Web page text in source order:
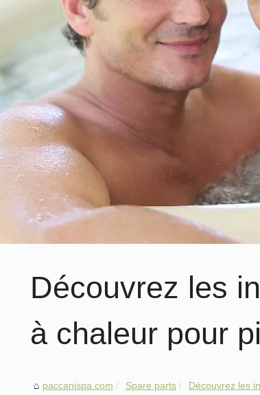
Découvrez les
à chaleur pour
paccanispa.com Spare parts Découvrez les